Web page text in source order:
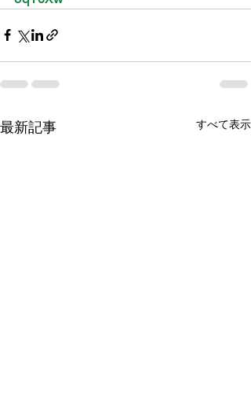
最新記事 すべて表示